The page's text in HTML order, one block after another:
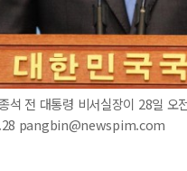
석 전 대통령 비서실장이 28일 오
pangbin@newspim.com